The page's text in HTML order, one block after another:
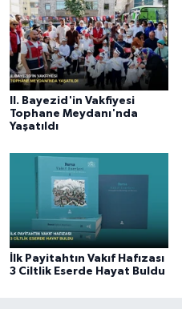
II. Bayezid'in Vakfiyesi
Tophane Meydanı'nda
Yaşatıldı
İlk Payitahtın Vakıf Hafızası
3 Ciltlik Eserde Hayat Buldu